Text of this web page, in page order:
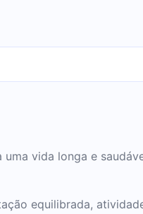
vida longa e
equilibrada,